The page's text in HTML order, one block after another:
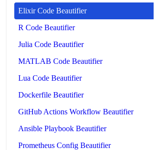
Elixir Code Beautifier
R Code Beautifier
Julia Code Beautifier
MATLAB Code Beautifier
Lua Code Beautifier
Dockerfile Beautifier
GitHub Actions Workflow Beautifier
Ansible Playbook Beautifier
Prometheus Config Beautifier